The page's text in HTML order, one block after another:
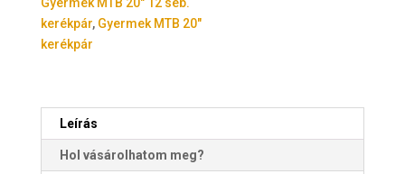
kerékpár, Gyermek MTB 20"
kerékpár
Leírás
Hol vásárolhatom meg?